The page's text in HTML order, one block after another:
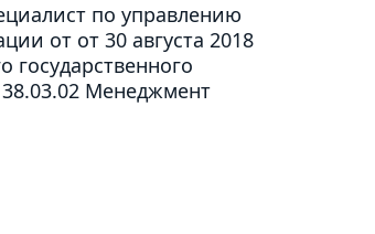
по управлению
от от 30 августа 2018
Менеджмент